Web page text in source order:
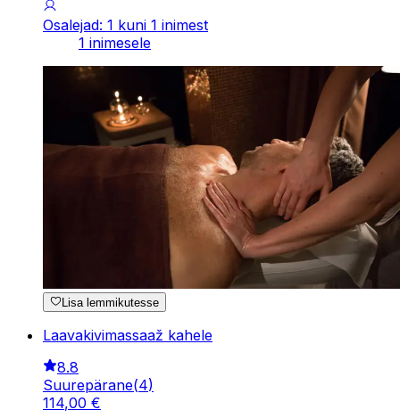
Osalejad: 1 kuni 1 inimest
1 inimesele
Lisa lemmikutesse
Laavakivimassaaž kahele
8.8
Suurepärane(4)
114,00 €